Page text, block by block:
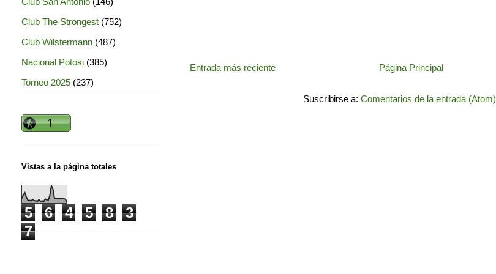
Entrada más reciente Página Principal
Suscribirse a: Comentarios de la entrada (Atom)
Club The Strongest (752)
Club Wilstermann (487)
Nacional Potosi (385)
Torneo 2025 (237)
Vistas a la página totales
5 6 4 5 8
3
7